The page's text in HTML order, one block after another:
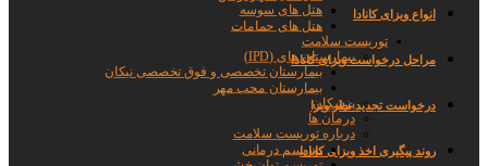
انواع ویزای کانادا
مراحل درخواست ویزای کانادا
درخواست تجدید نظر ویزا
روند پیگیری اخذ ویزای کانادا
هتل های سوسه
هتل های حمامات
توریست سلامت
بیمارستان های (IPD)
بیمارستان تخصصی و فوق تخصصی نیکان
بیمارستان محب مهر
پزشکان
درمان ها
درباره توریست سلامت
توریسم درمانی